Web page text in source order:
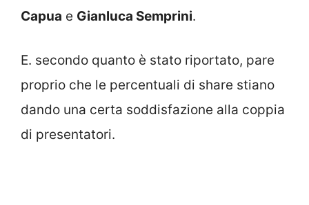
Capua e Gianluca Semprini.
E. secondo quanto è stato riportato, pare
proprio che le percentuali di share stiano
dando una certa soddisfazione alla coppia
di presentatori.